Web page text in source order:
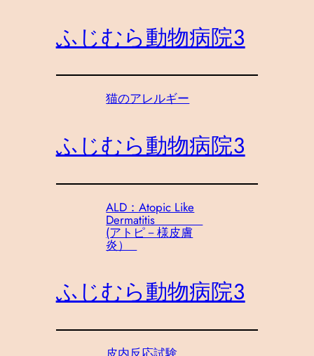
ふじむら動物病院３
猫のアレルギー
ふじむら動物病院３
ALD：Atopic Like
Dermatitis
(アトピ－様皮膚
炎）
ふじむら動物病院３